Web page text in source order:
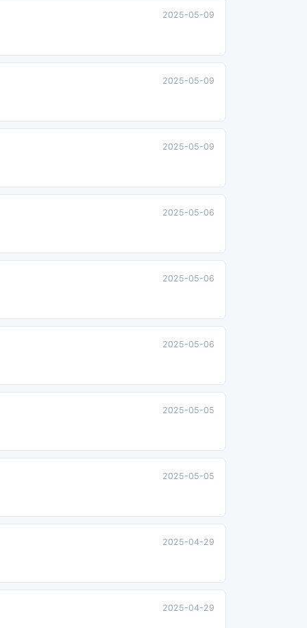
2025-05-09
2025-05-09
2025-05-09
2025-05-06
2025-05-06
2025-05-06
2025-05-05
2025-05-05
2025-04-29
2025-04-29